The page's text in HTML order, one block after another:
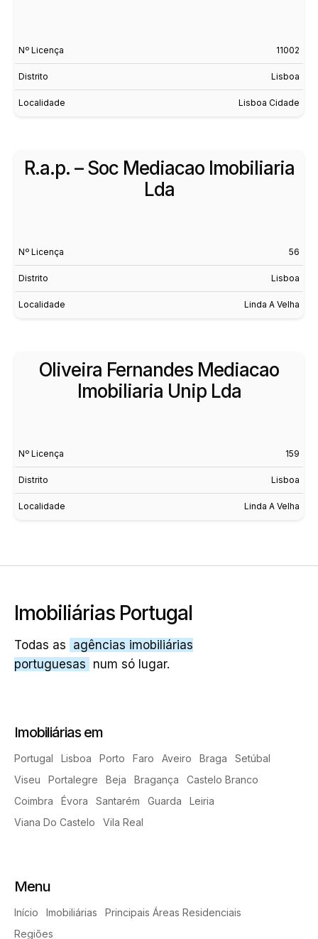
Nº Licença 11002
Distrito Lisboa
Localidade Lisboa Cidade
R.a.p. – Soc Mediacao Imobiliaria
Lda
Nº Licença 56
Distrito Lisboa
Localidade Linda A Velha
Oliveira Fernandes Mediacao
Imobiliaria Unip Lda
Nº Licença 159
Distrito Lisboa
Localidade Linda A Velha
Imobiliárias Portugal
Todas as agências imobiliárias
portuguesas num só lugar.
Imobiliárias em
Portugal Lisboa Porto Faro Aveiro Braga
Setúbal
Viseu
Portalegre Beja Bragança
Castelo Branco
Coimbra
Évora Santarém Guarda
Leiria
Viana Do Castelo
Vila Real
Menu
Início Imobiliárias
Principais Áreas Residenciais
Regiões